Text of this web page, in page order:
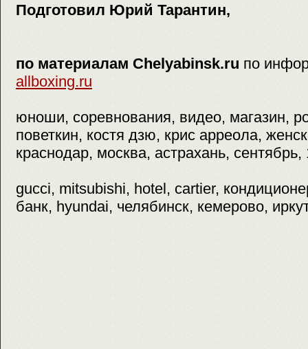
Подготовил Юрий Тарантин,
по материалам Chelyabinsk.ru по
allboxing.ru
юноши, соревнования, видео, магазин,
поветкин, костя дзю, крис арреола,
краснодар, москва, астрахань,
gucci, mitsubishi, hotel, cartier,
банк, hyundai, челябинск, кемерово,